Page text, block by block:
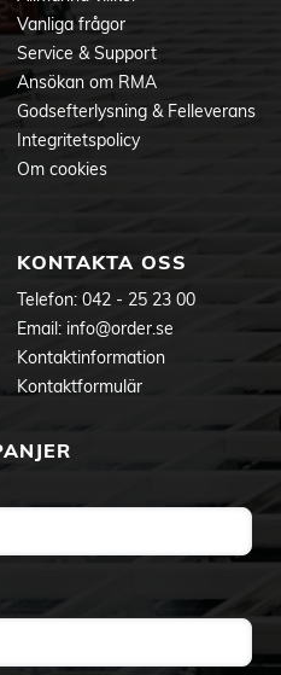
Vanliga frågor
Service & Support
Ansökan om RMA
Godsefterlysning & Felleverans
Integritetspolicy
Om cookies
KONTAKTA OSS
Telefon: 042 - 25 23 00
Email: info@order.se
Kontaktinformation
Kontaktformulär